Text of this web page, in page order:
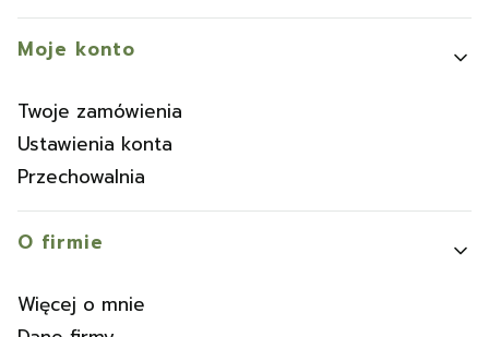
Moje konto
Twoje zamówienia
Ustawienia konta
Przechowalnia
O firmie
Więcej o mnie